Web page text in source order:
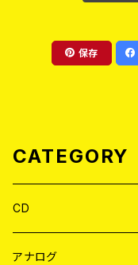
保存
CATEGORY
CD
JAPAN
アナログ